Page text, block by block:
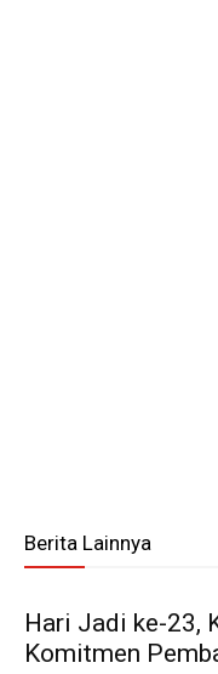
Berita Lainnya
Hari Jadi ke-23,
Komitmen